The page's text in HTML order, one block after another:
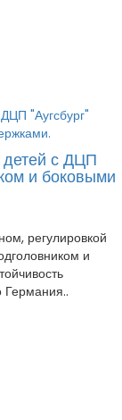
с ДЦП
и боковыми
регулировкой
и
Германия..